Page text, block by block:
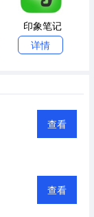
印象笔记
详情
查看
查看